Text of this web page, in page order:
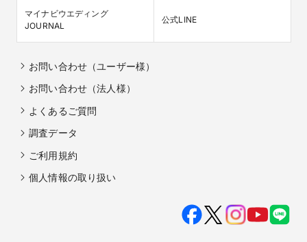
マイナビウエディング
JOURNAL
公式LINE
お問い合わせ（ユーザー様）
お問い合わせ（法人様）
よくあるご質問
調査データ
ご利用規約
個人情報の取り扱い